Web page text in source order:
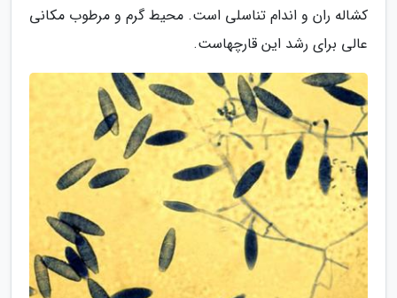
کشاله ران و اندام تناسلی است. محیط گرم و مرطوب مکانی
عالی برای رشد این قارچهاست.